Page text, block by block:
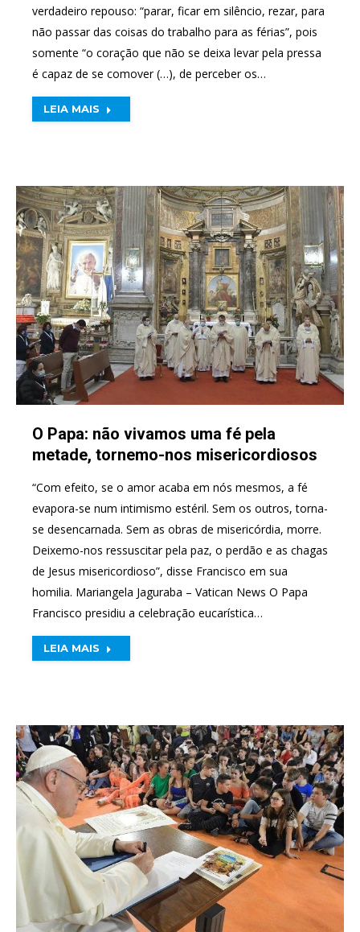
verdadeiro repouso: “parar, ficar em silêncio, rezar, para
não passar das coisas do trabalho para as férias”, pois
somente “o coração que não se deixa levar pela pressa
é capaz de se comover (…), de perceber os…
LEIA MAIS
O Papa: não vivamos uma fé pela
metade, tornemo-nos misericordiosos
“Com efeito, se o amor acaba em nós mesmos, a fé
evapora-se num intimismo estéril. Sem os outros, torna-
se desencarnada. Sem as obras de misericórdia, morre.
Deixemo-nos ressuscitar pela paz, o perdão e as chagas
de Jesus misericordioso”, disse Francisco em sua
homilia. Mariangela Jaguraba – Vatican News O Papa
Francisco presidiu a celebração eucarística…
LEIA MAIS